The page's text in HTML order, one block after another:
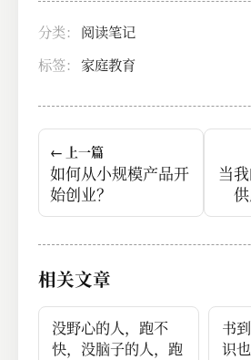
分类：
阅读笔记
标签： 家庭教育
← 上一篇
如何从小规模产品开
始创业？
当
坐
相关文章
没野心的人，跑不
快，没脑子的人，跑
书
识